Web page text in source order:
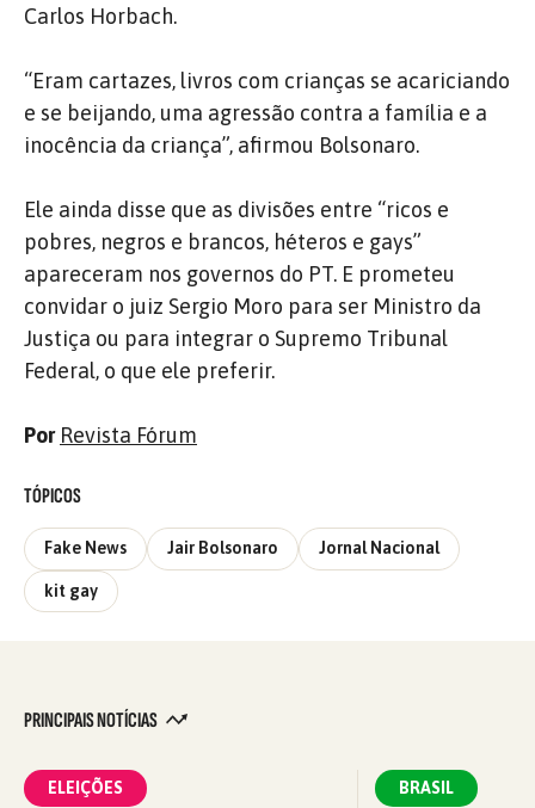
Carlos Horbach.
“Eram cartazes, livros com crianças se acariciando
e se beijando, uma agressão contra a família e a
inocência da criança”, afirmou Bolsonaro.
Ele ainda disse que as divisões entre “ricos e
pobres, negros e brancos, héteros e gays”
apareceram nos governos do PT. E prometeu
convidar o juiz Sergio Moro para ser Ministro da
Justiça ou para integrar o Supremo Tribunal
Federal, o que ele preferir.
Por Revista Fórum
TÓPICOS
Fake News Jair Bolsonaro Jornal Nacional
kit gay
PRINCIPAIS NOTÍCIAS
ELEIÇÕES BRASIL